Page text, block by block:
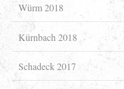
Würm 2018
Kürnbach 2018
Schadeck 2017